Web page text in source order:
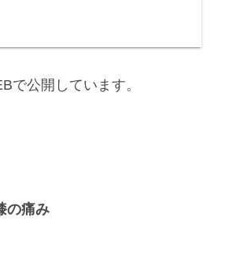
で公開しています。
の痛み